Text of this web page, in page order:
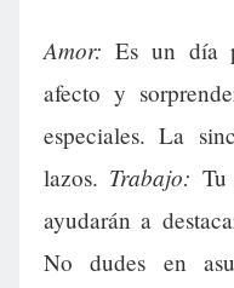
Amor: Es un día
afecto y
especiales. La
lazos. Trabajo:
ayudarán a
No dudes en